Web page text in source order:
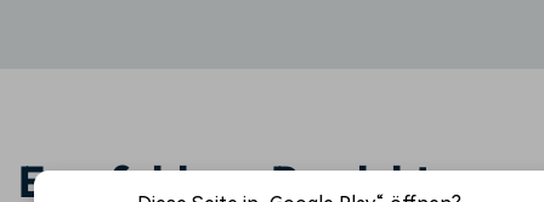
Empfohlene Produkte